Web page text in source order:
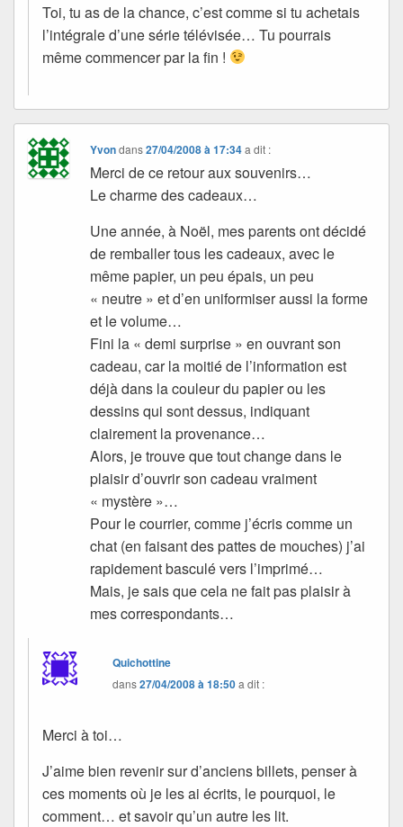
Toi, tu as de la chance, c’est comme si tu achetais
l’intégrale d’une série télévisée… Tu pourrais
même commencer par la fin !
Yvondans27/04/2008 à 17:34 a dit :
Merci de ce retour aux souvenirs…
Le charme des cadeaux…
Une année, à Noël, mes parents ont décidé
de remballer tous les cadeaux, avec le
même papier, un peu épais, un peu
« neutre » et d’en uniformiser aussi la forme
et le volume…
Fini la « demi surprise » en ouvrant son
cadeau, car la moitié de l’information est
déjà dans la couleur du papier ou les
dessins qui sont dessus, indiquant
clairement la provenance…
Alors, je trouve que tout change dans le
plaisir d’ouvrir son cadeau vraiment
« mystère »…
Pour le courrier, comme j’écris comme un
chat (en faisant des pattes de mouches) j’ai
rapidement basculé vers l’imprimé…
Mais, je sais que cela ne fait pas plaisir à
mes correspondants…
Quichottine
dans27/04/2008 à 18:50a dit :
Merci à toi…
J’aime bien revenir sur d’anciens billets, penser à
ces moments où je les ai écrits, le pourquoi, le
comment… et savoir qu’un autre les lit.